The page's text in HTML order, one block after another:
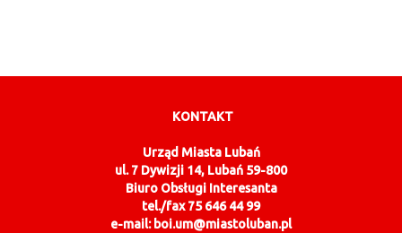
KONTAKT
Urząd Miasta Lubań
ul. 7 Dywizji 14, Lubań 59-800
Biuro Obsługi Interesanta
tel./fax 75 646 44 99
e-mail: boi.um@miastoluban.pl